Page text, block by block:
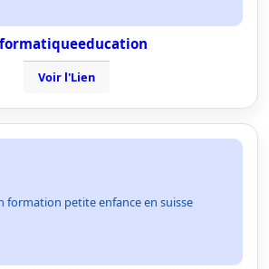
Voir l'Lien
formation petite enfance en suisse